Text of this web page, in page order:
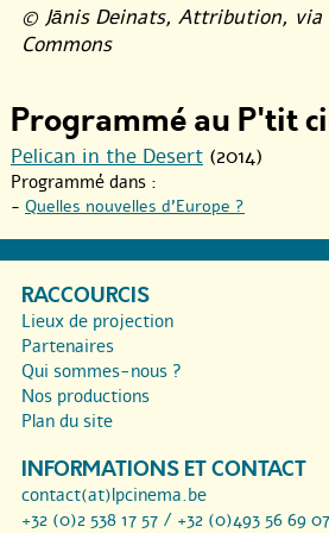
© Jānis Deinats, Attribution, via
Commons
Programmé au P'tit
Pelican in the Desert (2014)
Programmé dans :
- Quelles nouvelles d’Europe ?
RACCOURCIS
Lieux de projection
Partenaires
Qui sommes-nous ?
Nos productions
Plan du site
INFORMATIONS ET CONTACT
contact(at)lpcinema.be
+32 (0)2 538 17 57 / +32 (0)493 56 69 07